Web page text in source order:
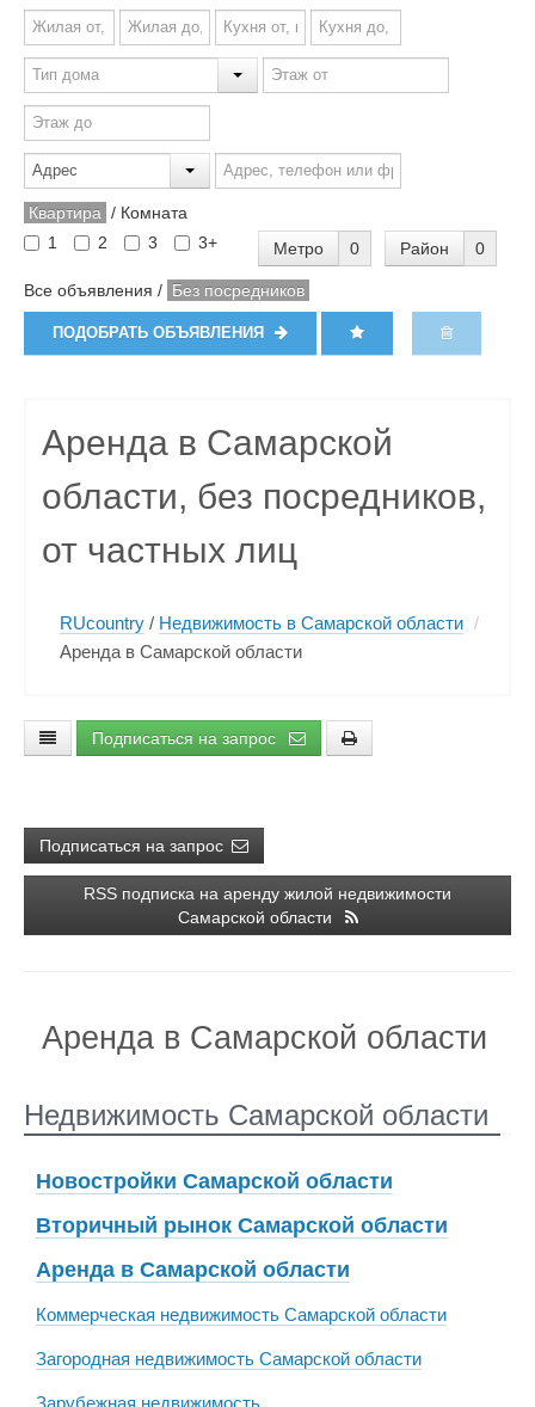
Квартира / Комната
1
2 3 3+ Метро 0 Район 0
Все объявления / Без посредников
ПОДОБРАТЬ ОБЪЯВЛЕНИЯ
Аренда в Самарской
области, без посредников,
от частных лиц
RUcountry / Недвижимость в Самарской области /
Аренда в Самарской области
Подписаться на запрос
Подписаться на запрос
RSS подписка на аренду жилой недвижимости
Самарской области
Аренда в Самарской области
Недвижимость Самарской области
Новостройки Самарской области
Вторичный рынок Самарской области
Аренда в Самарской области
Коммерческая недвижимость Самарской области
Загородная недвижимость Самарской области
Зарубежная недвижимость